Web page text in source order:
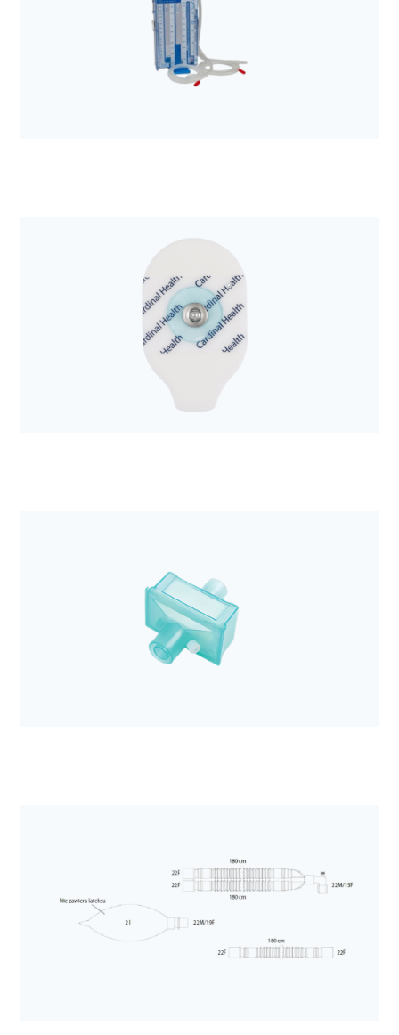
Anestezjologia i aparatura medyczna
Elektroda EKG Kendall H34SG
Anestezjologia i aparatura medyczna
Zestaw do drenażu opłucnej Aqua-Seal 2300ml
Anestezjologia i aparatura medyczna
Elektroda EKG Kendall H92SG
Anestezjologia i aparatura medyczna
Filtr mechaniczny Sterivent